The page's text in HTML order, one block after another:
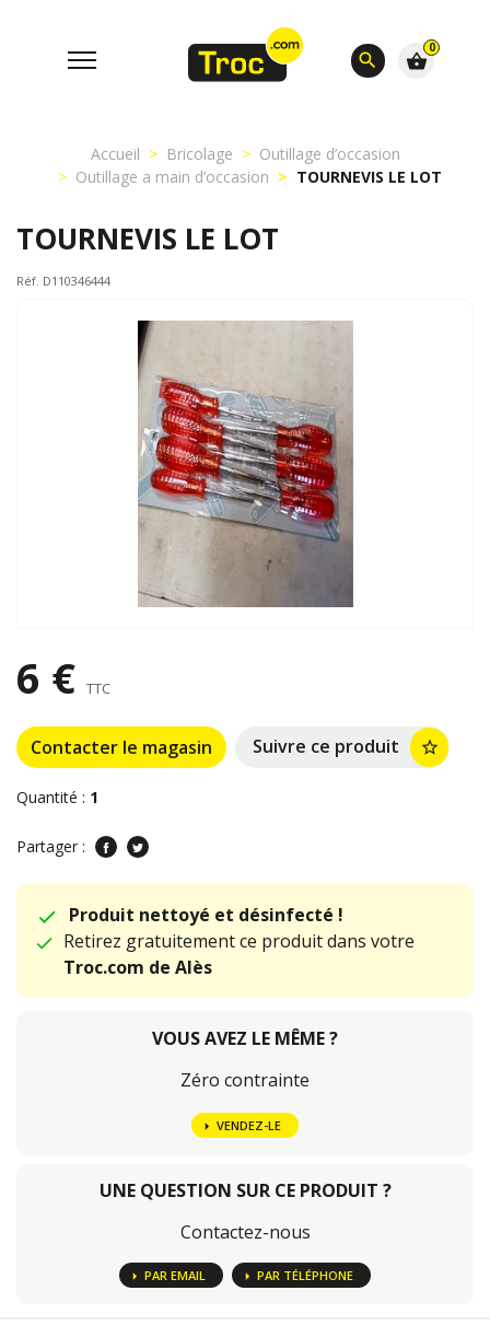
search
0
shopping_basket
Accueil Bricolage
Outillage d’occasion
Outillage a main d’occasion
TOURNEVIS LE LOT
TOURNEVIS LE LOT
Réf. D110346444
6 € TTC
Contacter le magasin Suivre ce produit star_border
Quantité : 1
Partager :
Produit nettoyé et désinfecté !
Retirez gratuitement ce produit dans votre
Troc.com de Alès
VOUS AVEZ LE MÊME ?
Zéro contrainte
VENDEZ-LE
UNE QUESTION SUR CE PRODUIT ?
Contactez-nous
PAR EMAIL PAR TÉLÉPHONE